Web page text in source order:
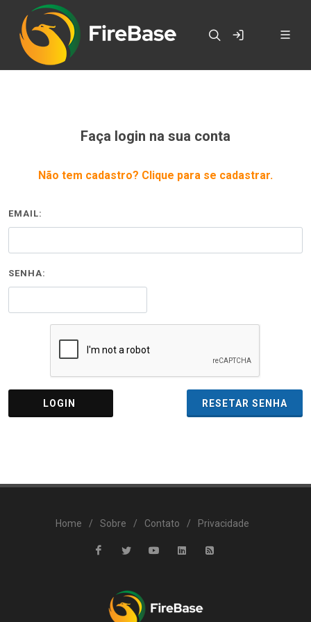
Faça login na sua conta
Não tem cadastro? Clique para se cadastrar.
EMAIL:
SENHA:
LOGIN RESETAR SENHA
Home / Sobre / Contato / Privacidade